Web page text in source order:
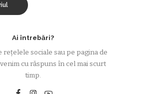
Ai întrebări?
rețelele sociale sau pe pagina de
cu răspuns în cel mai scurt
timp.